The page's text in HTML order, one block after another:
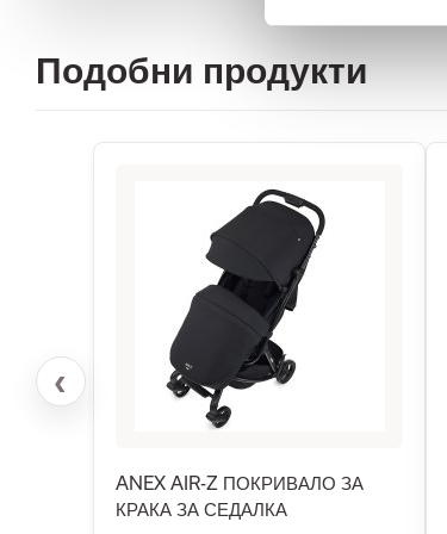
Подобни продукти
‹
ANEX AIR-Z ПОКРИВАЛО ЗА
КРАКА ЗА СЕДАЛКА